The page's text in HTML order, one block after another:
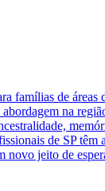
famílias de áreas
na
de SP têm
novo jeito de